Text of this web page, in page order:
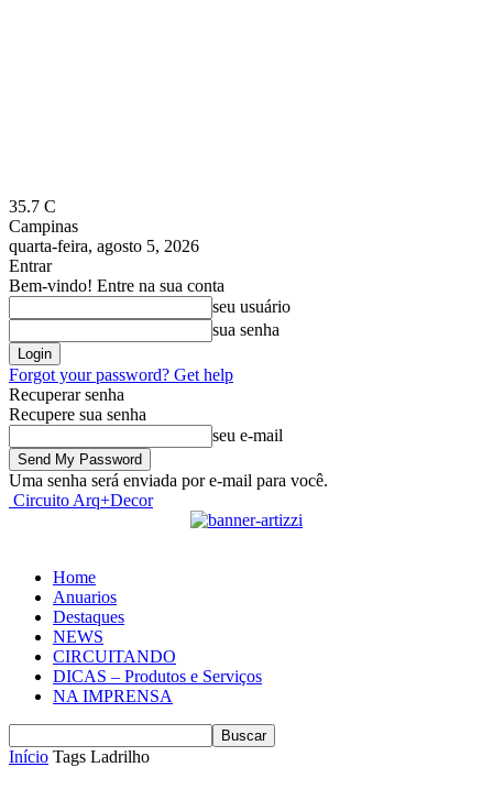
35.7 C
Campinas
quarta-feira, agosto 5, 2026
Entrar
Bem-vindo! Entre na sua conta
seu usuário
sua senha
Forgot your password? Get help
Recuperar senha
Recupere sua senha
seu e-mail
Uma senha será enviada por e-mail para você.
Circuito Arq+Decor
Home
Anuarios
Destaques
NEWS
CIRCUITANDO
DICAS – Produtos e Serviços
NA IMPRENSA
Início Tags Ladrilho